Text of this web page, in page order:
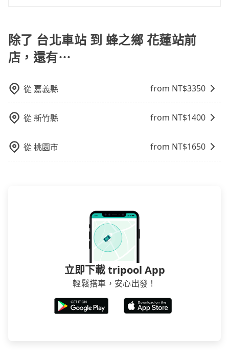
公里內，需額外支付 200 元，且每個點最多停留 5 分
鐘。加點費用可以在乘車當天下車前給司機現付。如果
您選擇「計時包車」，中途需要加點停靠，則不需要額
除了 台北車站 到 蜂之鄉 花蓮站前
店，還有⋯
從 嘉義縣 from NT$3350
從新竹縣 from NT$1400
從桃園市 from NT$1650
立即下載 tripool App
輕鬆搭車，安心出發！